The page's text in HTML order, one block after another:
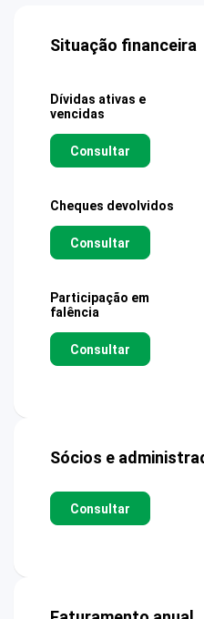
Situação financeira
Dívidas ativas e
vencidas
Consultar
Cheques devolvidos
Consultar
Participação em
falência
Consultar
Sócios e
Consultar